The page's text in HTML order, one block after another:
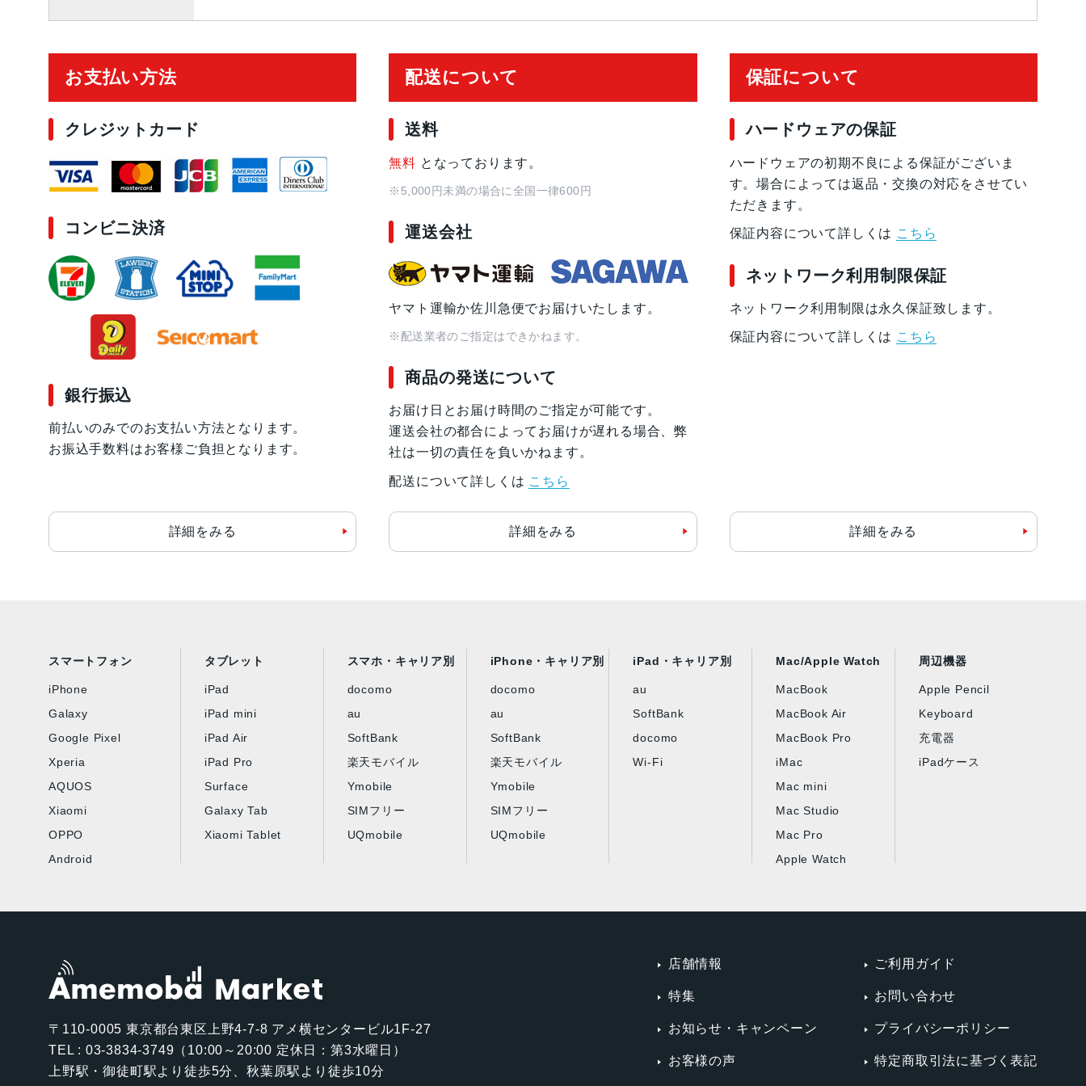
お支払い方法
クレジットカード
コンビニ決済
銀行振込
前払いのみでのお支払い方法となります。
お振込手数料はお客様ご負担となります。
詳細をみる
配送について
送料
無料 となっております。
※5,000円未満の場合に全国一律600円
運送会社
ヤマト運輸か佐川急便でお届けいたします。
※配送業者のご指定はできかねます。
商品の発送について
お届け日とお届け時間のご指定が可能です。
運送会社の都合によってお届けが遅れる場合、弊
社は一切の責任を負いかねます。
配送について詳しくは こちら
詳細をみる
保証について
ハードウェアの保証
ハードウェアの初期不良による保証がございま
す。場合によっては返品・交換の対応をさせてい
ただきます。
保証内容について詳しくは こちら
ネットワーク利用制限保証
ネットワーク利用制限は永久保証致します。
保証内容について詳しくは こちら
詳細をみる
スマートフォン
iPhone
Galaxy
Google Pixel
Xperia
AQUOS
Xiaomi
OPPO
Android
タブレット
iPad
iPad mini
iPad Air
iPad Pro
Surface
Galaxy Tab
Xiaomi Tablet
スマホ・キャリア別
docomo
au
SoftBank
楽天モバイル
Ymobile
SIMフリー
UQmobile
iPhone・キャリア別
docomo
au
SoftBank
楽天モバイル
Ymobile
SIMフリー
UQmobile
iPad・キャリア別
au
SoftBank
docomo
Wi-Fi
Mac/Apple Watch
MacBook
MacBook Air
MacBook Pro
iMac
Mac mini
Mac Studio
Mac Pro
Apple Watch
周辺機器
Apple Pencil
Keyboard
充電器
iPadケース
〒110-0005 東京都台東区上野4-7-8 アメ横センタービル1F-27
TEL : 03-3834-3749（10:00～20:00 定休日：第3水曜日）
上野駅・御徒町駅より徒歩5分、秋葉原駅より徒歩10分
店舗情報
特集
お知らせ・キャンペーン
お客様の声
ご利用ガイド
お問い合わせ
プライバシーポリシー
特定商取引法に基づく表記